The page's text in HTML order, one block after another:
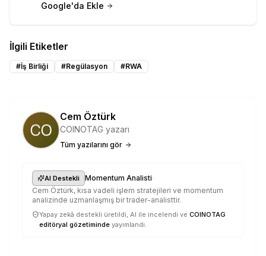
Google'da Ekle
İlgili Etiketler
#İş Birliği #Regülasyon #RWA
Cem Öztürk
COINOTAG yazarı
Tüm yazılarını gör
AI Destekli Momentum Analisti·
Cem Öztürk, kısa vadeli işlem stratejileri ve momentum
analizinde uzmanlaşmış bir trader-analisttir.
Yapay zekâ destekli üretildi, AI ile incelendi ve COINOTAG
editöryal gözetiminde yayımlandı.